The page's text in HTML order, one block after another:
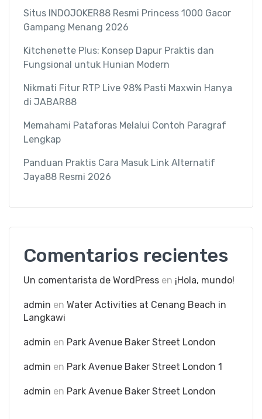
Situs INDOJOKER88 Resmi Princess 1000 Gacor
Gampang Menang 2026
Kitchenette Plus: Konsep Dapur Praktis dan
Fungsional untuk Hunian Modern
Nikmati Fitur RTP Live 98% Pasti Maxwin Hanya
di JABAR88
Memahami Pataforas Melalui Contoh Paragraf
Lengkap
Panduan Praktis Cara Masuk Link Alternatif
Jaya88 Resmi 2026
Comentarios recientes
Un comentarista de WordPress en ¡Hola, mundo!
admin en Water Activities at Cenang Beach in
Langkawi
admin en Park Avenue Baker Street London
admin en Park Avenue Baker Street London 1
admin en Park Avenue Baker Street London